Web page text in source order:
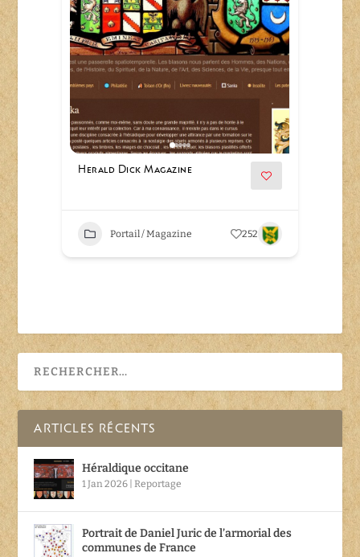
Herald Dick Magazine
Portail / Magazine 252
ARTICLES RÉCENTS
Héraldique occitane
1 Jan 2026 |Reportage
Portrait de Daniel Juric de l’armorial des
communes de France